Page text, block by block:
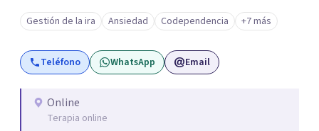
Crianza, Codependencia, Celos, entre otros. Cuento con
más de 12 años de experiencia en el área de la Salud
mental y he trabajado en distintos contextos clínicos con
niños, Adolescentes y Adultos
Gestión de la ira Ansiedad Codependencia +7 más
Teléfono WhatsApp Email
Online
Terapia online